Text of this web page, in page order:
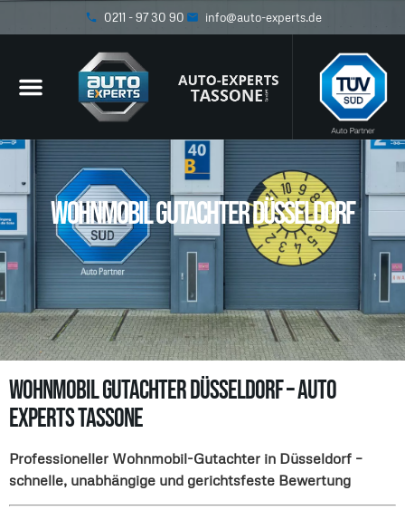
0211 - 97 30 90 info@auto-experts.de
Wohnmobil Gutachter Düsseldorf
Wohnmobil Gutachter Düsseldorf – Auto
Experts Tassone
Professioneller Wohnmobil-Gutachter in Düsseldorf –
schnelle, unabhängige und gerichtsfeste Bewertung